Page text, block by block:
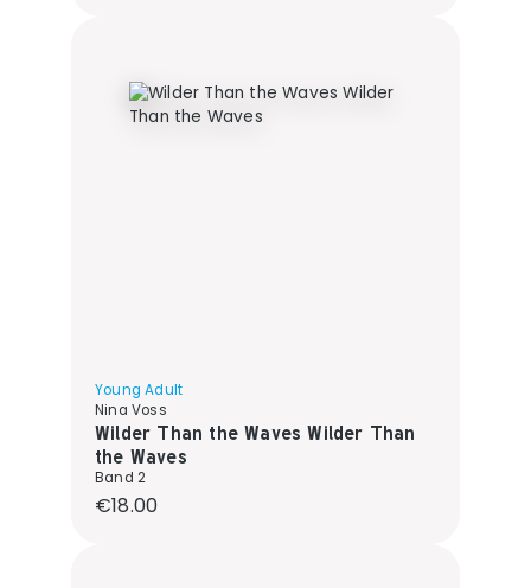
Young Adult
Nina Voss
Wilder Than the Waves Wilder Than
the Waves
Band 2
Regular price:
€18.00